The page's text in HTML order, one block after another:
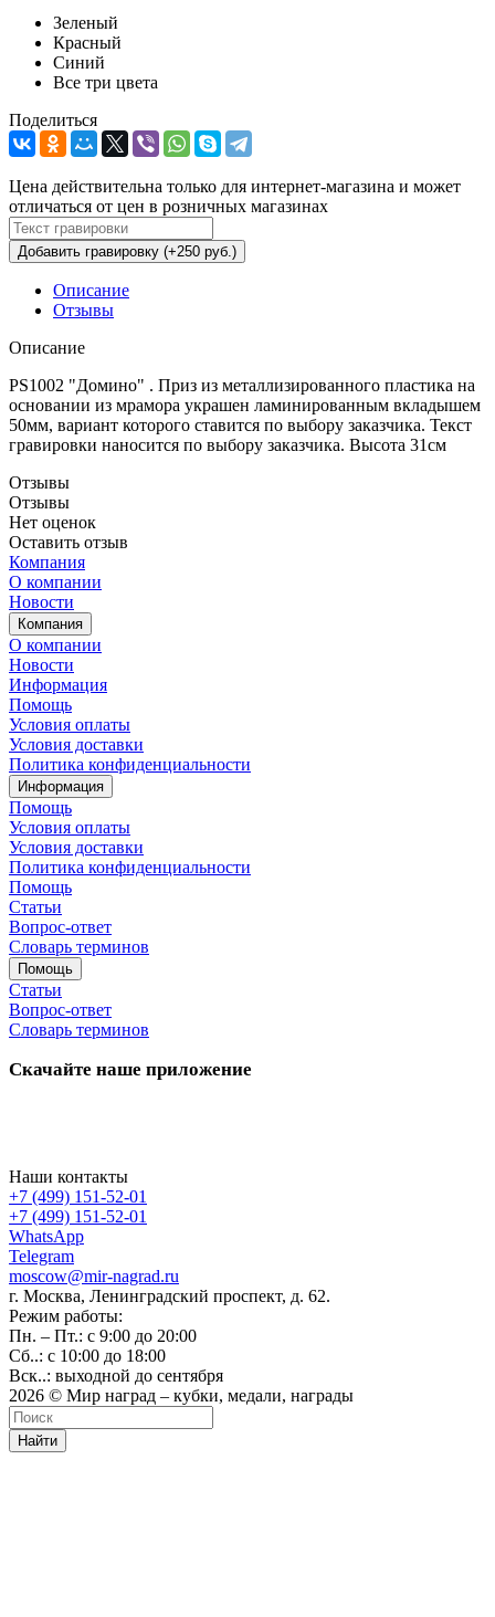
Зеленый
Красный
Синий
Все три цвета
Поделиться
Цена действительна только для интернет-магазина и может
отличаться от цен в розничных магазинах
Добавить гравировку (+250 руб.)
Описание
Отзывы
Описание
PS1002 "Домино" . Приз из металлизированного пластика на
основании из мрамора украшен ламинированным вкладышем
50мм, вариант которого ставится по выбору заказчика. Текст
гравировки наносится по выбору заказчика. Высота 31см
Отзывы
Отзывы
Нет оценок
Оставить отзыв
Компания
О компании
Новости
Компания
О компании
Новости
Информация
Помощь
Условия оплаты
Условия доставки
Политика конфиденциальности
Информация
Помощь
Условия оплаты
Условия доставки
Политика конфиденциальности
Помощь
Статьи
Вопрос-ответ
Словарь терминов
Помощь
Статьи
Вопрос-ответ
Словарь терминов
Скачайте наше приложение
Наши контакты
+7 (499) 151-52-01
+7 (499) 151-52-01
WhatsApp
Telegram
moscow@mir-nagrad.ru
г. Москва, Ленинградский проспект, д. 62.
Режим работы:
Пн. – Пт.: с 9:00 до 20:00
Сб..: с 10:00 до 18:00
Вск..: выходной до сентября
2026 © Мир наград – кубки, медали, награды
Найти